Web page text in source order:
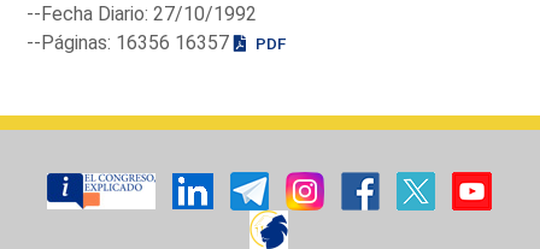
--Fecha Diario: 27/10/1992
--Páginas: 16356 16357
PDF